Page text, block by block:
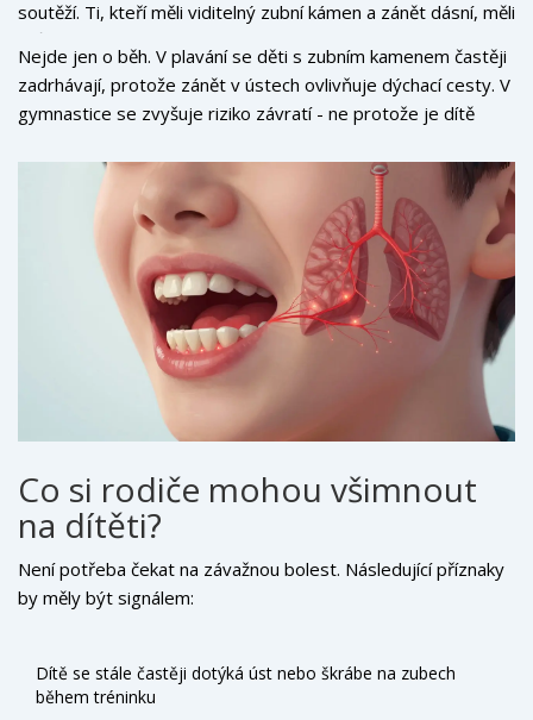
po námaze, větší únava.
soutěží. Ti, kteří měli viditelný zubní kámen a zánět dásní, měli
průměrně o 17 % nižší výdrž při běhu a o 22 % pomalejší
reakční dobu při rychlých změnách směru ve fotbale nebo
volejbalu. U těch, kteří nechali kámen odstranit, se výkon
zlepšil během 4-6 týdnů.
Nejde jen o běh. V plavání se děti s zubním kamenem častěji
zadrhávají, protože zánět v ústech ovlivňuje dýchací cesty. V
gymnastice se zvyšuje riziko závratí - ne protože je dítě
nervovou komunikaci mezi uchem a mozkem.
Co si rodiče mohou všimnout
na dítěti?
Není potřeba čekat na závažnou bolest. Následující příznaky
by měly být signálem:
Dítě se stále častěji dotýká úst nebo škrábe na zubech
během tréninku